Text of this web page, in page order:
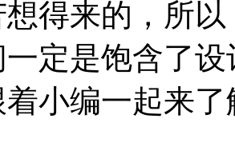
想得来的，所
定是饱含了
小编一起来